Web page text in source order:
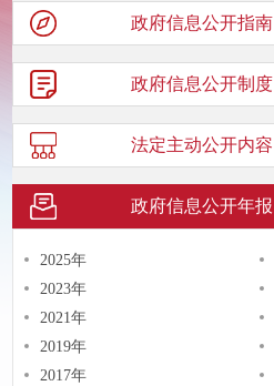
政府信息公开指南
政府信息公开制度
法定主动公开内容
政府信息公开年报
2025年
2023年
2021年
2019年
2017年